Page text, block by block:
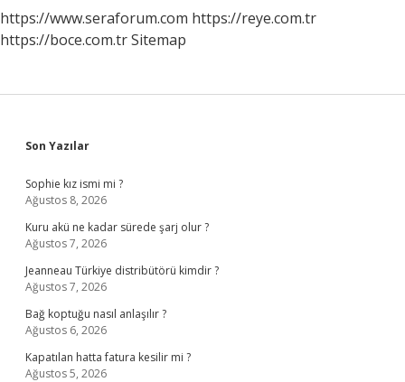
https://www.seraforum.com https://reye.com.tr
https://boce.com.trSitemap
Sidebar
Son Yazılar
Sophie kız ismi mi ?
Ağustos 8, 2026
Kuru akü ne kadar sürede şarj olur ?
Ağustos 7, 2026
Jeanneau Türkiye distribütörü kimdir ?
Ağustos 7, 2026
Bağ koptuğu nasıl anlaşılır ?
Ağustos 6, 2026
Kapatılan hatta fatura kesilir mi ?
Ağustos 5, 2026